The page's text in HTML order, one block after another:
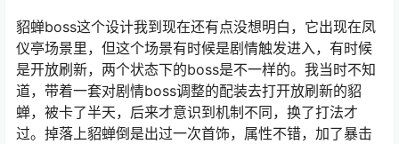
貂蝉boss这个设计我到现在还有点没想明白，它出现在凤
仪亭场景里，但这个场景有时候是剧情触发进入，有时候
是开放刷新，两个状态下的boss是不一样的。我当时不知
道，带着一套对剧情boss调整的配装去打开放刷新的貂
蝉，被卡了半天，后来才意识到机制不同，换了打法才
过。掉落上貂蝉倒是出过一次首饰，属性不错，加了暴击